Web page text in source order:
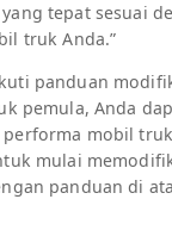
tepat sesuai
truk Anda.”
panduan
pemula, Anda
mobil
mulai
panduan di